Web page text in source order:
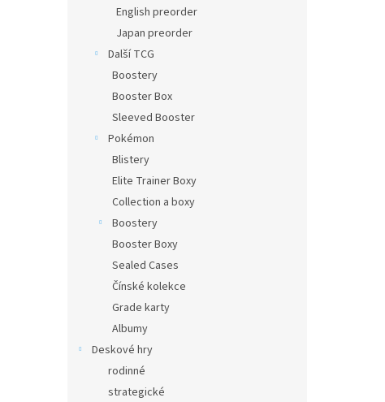
English preorder
Japan preorder
Další TCG
Boostery
Booster Box
Sleeved Booster
Pokémon
Blistery
Elite Trainer Boxy
Collection a boxy
Boostery
Booster Boxy
Sealed Cases
Čínské kolekce
Grade karty
Albumy
Deskové hry
rodinné
strategické